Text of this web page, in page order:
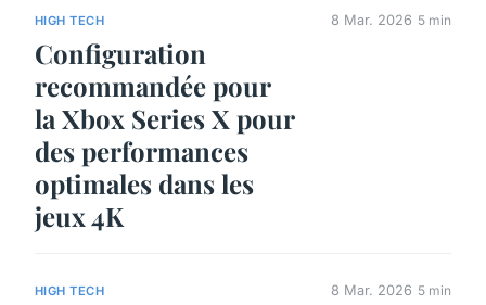
HIGH TECH
Configuration
recommandée pour
la Xbox Series X pour
des performances
optimales dans les
jeux 4K
8 Mar. 2026 5 min
HIGH TECH 8 Mar. 2026 5 min